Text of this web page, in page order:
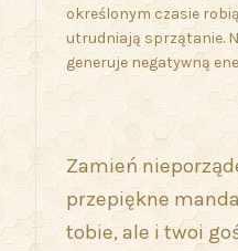
określonym czasie
utrudniają sprzątanie.
generuje negatywną
Zamień
przepiękne
tobie, ale i twoi